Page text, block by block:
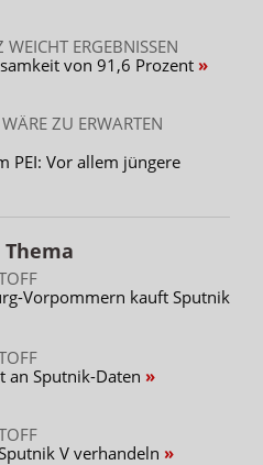
WEICHT ERGEBNISSEN
von 91,6 Prozent
ZU ERWARTEN
PEI: Vor allem jüngere
Vorpommern kauft Sputnik
an Sputnik-Daten
V verhandeln